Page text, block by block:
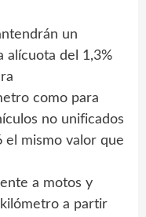
un
alícuota del 1,3%
como para
no unificados
el mismo valor que
a motos y
a partir